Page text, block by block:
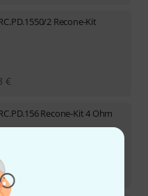
2 Recone-Kit
€
Recone-Kit 4 Ohm